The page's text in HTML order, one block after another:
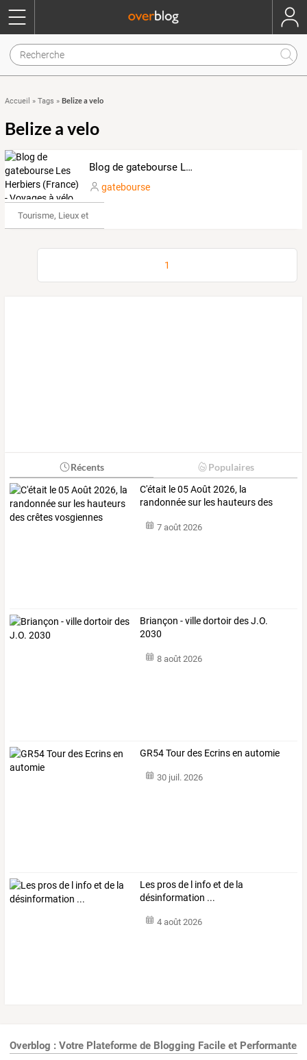
Accueil » Tags » Belize a velo
Belize a velo
Blog de gatebourse Les Herbiers (France) - Voyages à vélo
gatebourse
Tourisme, Lieux et Événements
1
Récents Populaires
C'était le 05 Août 2026, la
randonnée sur les hauteurs des
7 août 2026
Briançon - ville dortoir des J.O.
2030
8 août 2026
GR54 Tour des Ecrins en automie
30 juil. 2026
Les pros de l info et de la
désinformation ...
4 août 2026
Overblog : Votre Plateforme de Blogging Facile et Performante